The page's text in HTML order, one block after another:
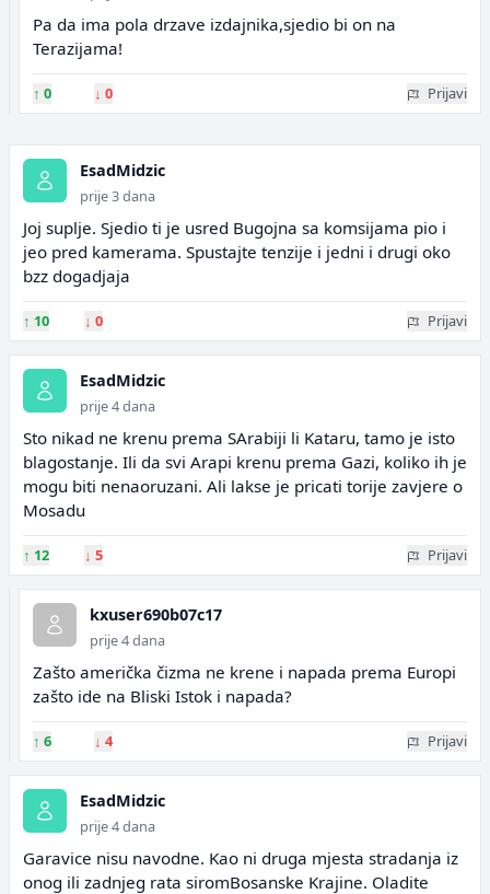
Pa da ima pola drzave izdajnika,sjedio bi on na
Terazijama!
↑ 0 ↓ 0 Prijavi
EsadMidzic
prije 3 dana
Joj suplje. Sjedio ti je usred Bugojna sa komsijama pio i
jeo pred kamerama. Spustajte tenzije i jedni i drugi oko
bzz dogadjaja
↑ 10 ↓ 0 Prijavi
EsadMidzic
prije 4 dana
Sto nikad ne krenu prema SArabiji li Kataru, tamo je isto
blagostanje. Ili da svi Arapi krenu prema Gazi, koliko ih je
mogu biti nenaoruzani. Ali lakse je pricati torije zavjere o
Mosadu
↑ 12 ↓ 5 Prijavi
kxuser690b07c17
prije 4 dana
Zašto američka čizma ne krene i napada prema Europi
zašto ide na Bliski Istok i napada?
↑ 6 ↓ 4 Prijavi
EsadMidzic
prije 4 dana
Garavice nisu navodne. Kao ni druga mjesta stradanja iz
onog ili zadnjeg rata siromBosanske Krajine. Oladite